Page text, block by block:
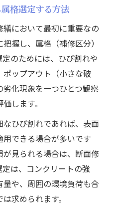
格選定する方法
において最初に重要なの
握し、属格（補修区分）
のためには、ひび割れや
ップアウト（小さな破
化現象を一つひとつ観察
します。
ひび割れであれば、表面
できる場合が多いです
見られる場合は、断面修
は、コンクリートの強
や、周囲の環境負荷も合
求められます。